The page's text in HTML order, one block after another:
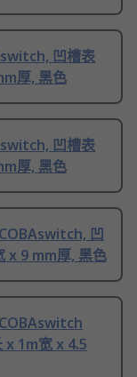
凹槽表
厚, 黑色
凹槽表
厚, 黑色
凹
x 9 mm厚, 黑色
x 1m宽 x 4.5